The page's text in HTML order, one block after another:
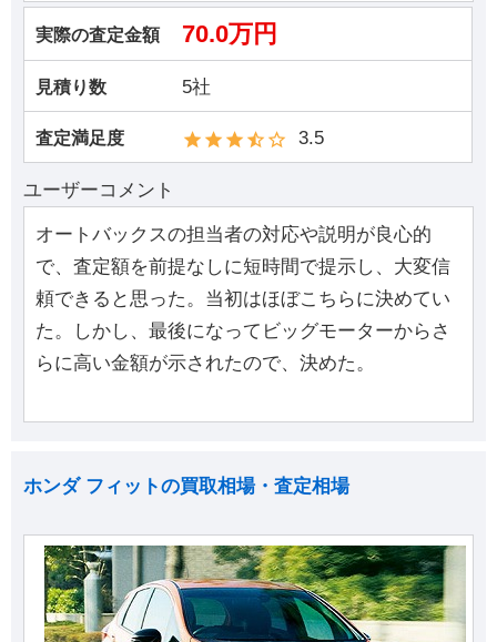
実際の査定金額 70.0万円
見積り数 5社
査定満足度 3.5
ユーザーコメント
オートバックスの担当者の対応や説明が良心的
で、査定額を前提なしに短時間で提示し、大変信
頼できると思った。当初はほぼこちらに決めてい
た。しかし、最後になってビッグモーターからさ
らに高い金額が示されたので、決めた。
ホンダ フィットの買取相場・査定相場